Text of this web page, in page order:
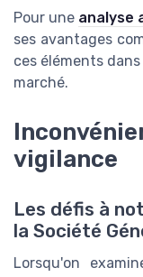
Pour une analyse
ses avantages
ces éléments
marché.
vigilance
Les défis à
la Société
Lorsqu'on